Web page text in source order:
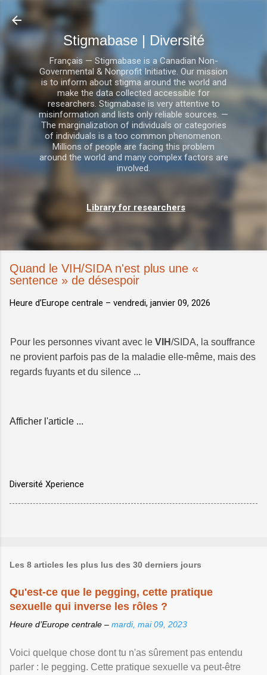
Stigmabase | Diversité
Français — Stigmabase is a Canadian Non-
Governmental & Nonprofit Initiative. Our mission
is to inform about stigma around the world and
make the data collected accessible for
researchers. Stigmabase is very attentive to
misinformation and lists only reliable sources. —
The marginalization of individuals or categories
of individuals is a too common phenomenon.
Millions of people are facing this problem
around the world and many complex factors are
involved.
Library for researchers
Quand le VIH/SIDA n'est plus une «
sentence » de désespoir
Heure d’Europe centrale – vendredi, janvier 09, 2026
Pour les personnes vivant avec le VIH/SIDA, la souffrance
ne provient parfois pas de la maladie elle-même, mais des
regards fuyants et du silence ...
Afficher l'article ...
Diversité Xperience
Les 8 articles les plus lus des 30 derniers jours
Qu'est-ce que le pegging, cette pratique
sexuelle qui inverse les rôles ?
Heure d’Europe centrale – mardi, mai 09, 2023
Voici quelque chose dont tu n'as sûrement pas entendu
parler : le pegging. Cette pratique sexuelle va peut-être